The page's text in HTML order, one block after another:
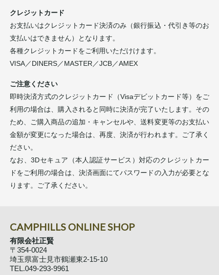
クレジットカード
お支払いはクレジットカード決済のみ（銀行振込・代引き等のお
支払いはできません）となります。
各種クレジットカードをご利用いただけけます。
VISA／DINERS／MASTER／JCB／AMEX
ご注意ください
即時決済方式のクレジットカード（Visaデビットカード等）をご
利用の場合は、購入されると同時に決済が完了いたします。その
ため、ご購入商品の追加・キャンセルや、送料変更等のお支払い
金額が変更になった場合は、再度、決済が行われます。ご了承く
ださい。
なお、3Dセキュア（本人認証サービス）対応のクレジットカー
ドをご利用の場合は、決済画面にてパスワードの入力が必要とな
ります。ご了承ください。
CAMPHILLS ONLINE SHOP
有限会社正賢
〒354-0024
埼玉県富士見市鶴瀬東2-15-10
TEL.049-293-9961